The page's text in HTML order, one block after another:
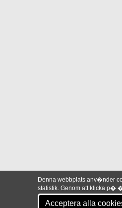
Denna webbplats anv�nder
statistik. Genom att klicka
Acceptera alla